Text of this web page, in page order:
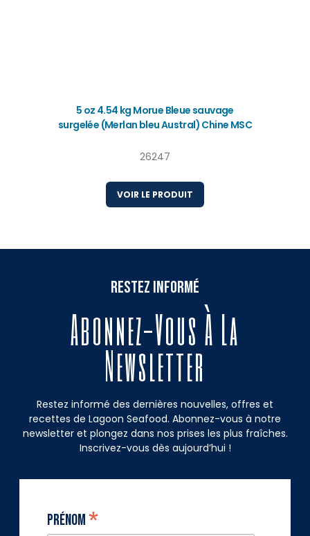
5 oz 4.54 kg Morue Bleue sauvage
surgelée (Merlan bleu Austral) Chine MSC
26247
VOIR LE PRODUIT
Restez Informé
Abonnez-Vous À La
Newsletter
Restez informé des dernières nouvelles, offres et
recettes de Lagoon Seafood. Abonnez-vous à notre
newsletter et plongez dans nos prises les plus fraîches.
Inscrivez-vous dès aujourd’hui !
Prénom*